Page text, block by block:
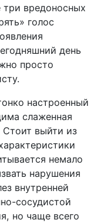
три вредоносных
голос
день
просто
настроенный
слаженная
Стоит выйти из
немало
нарушения
внутренней
сосудистой
но чаще всего